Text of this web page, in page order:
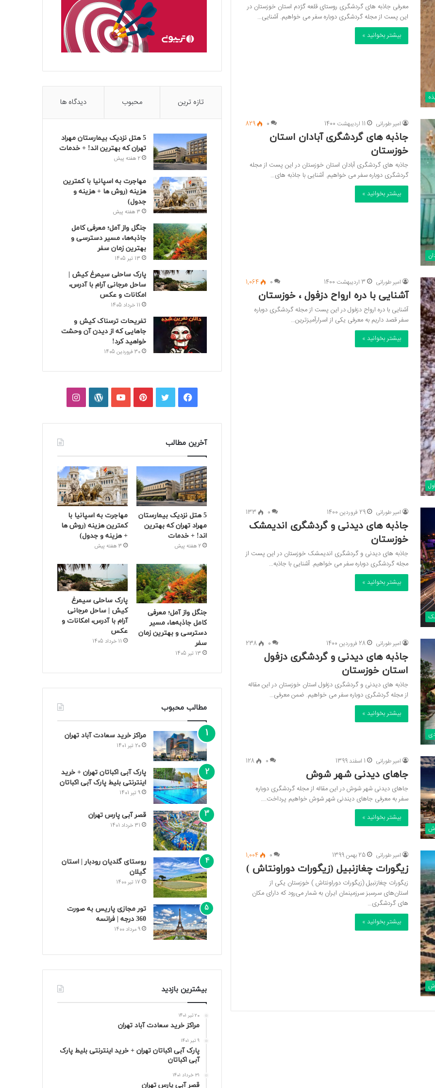
معرفی جاذبه های گردشگری روستای قلعه گژدم استان خوزستان در
این پست از مجله گردشگری دوباره سفر می خواهیم. آشنایی…
بیشتر بخوانید »
امیر طورانی 11 اردیبهشت 1400 0
829
جاذبه های گردشگری آبادان استان
خوزستان
جاذبه های گردشگری آبادان استان خوزستان در این پست از مجله
گردشگری دوباره سفر می خواهیم. آشنایی با جاذبه های…
بیشتر بخوانید »
امیر طورانی 3 اردیبهشت 1400 0
1,064
آشنایی با دره ارواح دزفول ، خوزستان
آشنایی با دره ارواح دزفول در این پست از مجله گردشگری دوباره
سفر قصد داریم به معرفی یکی از اسرارآمیزترین…
بیشتر بخوانید »
امیر طورانی 29 فروردین 1400 0
133
جاذبه های دیدنی و گردشگری اندیمشک
خوزستان
جاذبه های دیدنی و گردشگری اندیمشک خوزستان در این پست از
مجله گردشگری دوباره سفر می خواهیم. آشنایی با جاذبه…
بیشتر بخوانید »
امیر طورانی 28 فروردین 1400 0
238
جاذبه های دیدنی و گردشگری دزفول
استان خوزستان
جاذبه های دیدنی و گردشگری دزفول استان خوزستان در این مقاله
از مجله گردشگری دوباره سفر می خواهیم. ضمن معرفی…
بیشتر بخوانید »
امیر طورانی 1 اسفند 1399 0
128
جاهای دیدنی شهر شوش
جاهای دیدنی شهر شوش در این مقاله از مجله گردشگری دوباره
سفر به معرفی جاهای دیندنی شهر شوش خواهیم پرداخت.…
بیشتر بخوانید »
امیر طورانی 25 بهمن 1399 0
1,004
زیگورات چغازنبیل (زیگورات دوراونتاش )
زیگورات چغازنبیل (زیگورات دوراونتاش ) خوزستان یکی از
استان‌های سرسبز سرزمینمان ایران به شمار می‌رود که دارای مکان
های گردشگری…
بیشتر بخوانید »
تازه ترین محبوب دیدگاه ها
5 هتل نزدیک بیمارستان مهراد
تهران که بهترین‌ اند! + خدمات
2 هفته پیش
مهاجرت به اسپانیا با کمترین
هزینه (روش ها + هزینه و
جدول)
3 هفته پیش
جنگل واز آمل؛ معرفی کامل
جاذبه‌ها، مسیر دسترسی و
بهترین زمان سفر
13 تیر 1405
پارک ساحلی سیمرغ کیش |
ساحل مرجانی آرام با آدرس،
امکانات و عکس
11 خرداد 1405
تفریحات ترسناک کیش و
جاهایی که از دیدن آن وحشت
خواهید کرد!
30 فروردین 1405
فیسبوکتوییترپینتریستیوتیوبوردپرساینستاگرام
آخرین مطالب
5 هتل نزدیک بیمارستان
مهراد تهران که بهترین‌
اند! + خدمات
2 هفته پیش
مهاجرت به اسپانیا با
کمترین هزینه (روش ها
+ هزینه و جدول)
3 هفته پیش
جنگل واز آمل؛ معرفی
کامل جاذبه‌ها، مسیر
دسترسی و بهترین زمان
سفر
13 تیر 1405
پارک ساحلی سیمرغ
کیش | ساحل مرجانی
آرام با آدرس، امکانات و
عکس
11 خرداد 1405
مطالب محبوب
مراکز خرید سعادت‌ آباد تهران
20 تیر 1401
پارک آبی اکباتان تهران + خرید
اینترنتی بلیط پارک آبی اکباتان
9 تیر 1401
قصر آبی پارس تهران
31 خرداد 1401
روستای گلدیان رودبار | استان
گیلان
17 تیر 1400
تور مجازی پاریس به صورت
360 درجه | فرانسه
9 مرداد 1400
بیشترین بازدید
20 تیر 1401
مراکز خرید سعادت‌ آباد تهران
9 تیر 1401
پارک آبی اکباتان تهران + خرید اینترنتی بلیط پارک
آبی اکباتان
31 خرداد 1401
قصر آبی پارس تهران